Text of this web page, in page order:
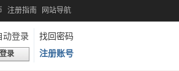
注册指南 网站导航
动登录
找回密码
登录 注册账号